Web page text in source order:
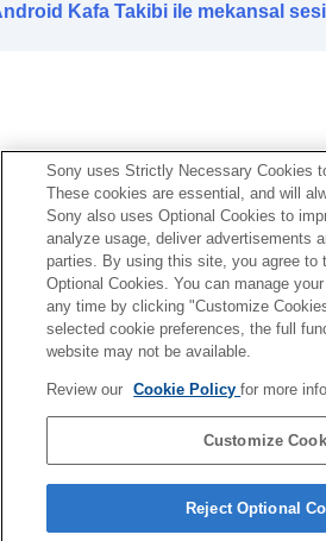
Ekolayzırınızı Bulun)
BLUETOOTHbağlantısının (
Modu ) öncelik ayarının
BLUETOOTHbağlantısının (
Bağlantı Kalitesi) öncelik
değiştirilmesi
DSEE ExtremeÖğesini
aralık telafisi)
DSEE HXÖğesini Ayarlama
telafisi)
DSEEÖğesini Ayarlama
telafisi)
Takma açısını ölçerek
etme (Mekansal Ses
[Sistem] sekmesinde
[Hizmetler] sekmesinde
Kafa Takibi ile mekansal
Dil Seçimi Sayfası
4-730-255-16(1)
Sony uses Strictly Necessary Cookies
These cookies are essential, and will
Sony also uses Optional Cookies to
analyze usage, deliver advertisements
parties. By using this site, you agree to
Optional Cookies. You can manage
any time by clicking "Customize
selected cookie preferences, the full
website may not be available.
Review our Cookie Policyfor more
Customize
Reject Optional